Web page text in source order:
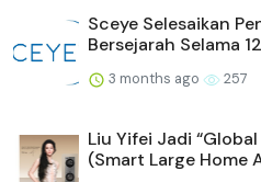
Sceye Selesaikan
Bersejarah Selama
3 months ago 257
Liu Yifei Jadi
(Smart Large Home